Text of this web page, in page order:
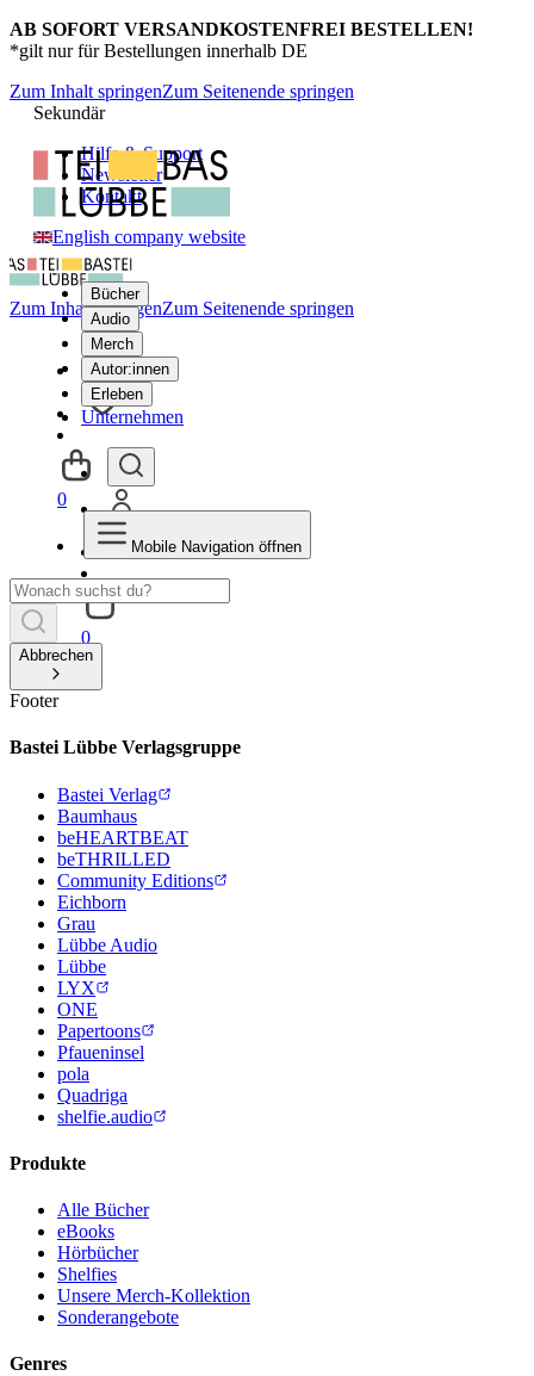
AB SOFORT VERSANDKOSTENFREI BESTELLEN!
*gilt nur für Bestellungen innerhalb DE
Zum Inhalt springenZum Seitenende springen
Sekundär
Hilfe & Support
Newsletter
Kontakt
English company website
Bücher
Audio
Merch
Autor:innen
Erleben
Unternehmen
0
Zum Inhalt springenZum Seitenende springen
0
Mobile Navigation öffnen
Abbrechen
Footer
Bastei Lübbe Verlagsgruppe
Bastei Verlag
Baumhaus
beHEARTBEAT
beTHRILLED
Community Editions
Eichborn
Grau
Lübbe Audio
Lübbe
LYX
ONE
Papertoons
Pfaueninsel
pola
Quadriga
shelfie.audio
Produkte
Alle Bücher
eBooks
Hörbücher
Shelfies
Unsere Merch-Kollektion
Sonderangebote
Genres